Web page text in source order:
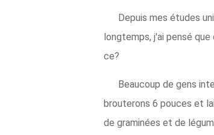
Depuis mes études
longtemps, j'ai pensé
ce?
Beaucoup de gens
brouterons 6 pouces et
de graminées et de